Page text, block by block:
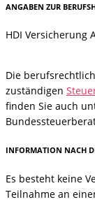
ANGABEN ZUR
HDI Versicherung
Die
zuständigen
finden Sie auch
INFORMATION NACH
Es besteht keine
Teilnahme an